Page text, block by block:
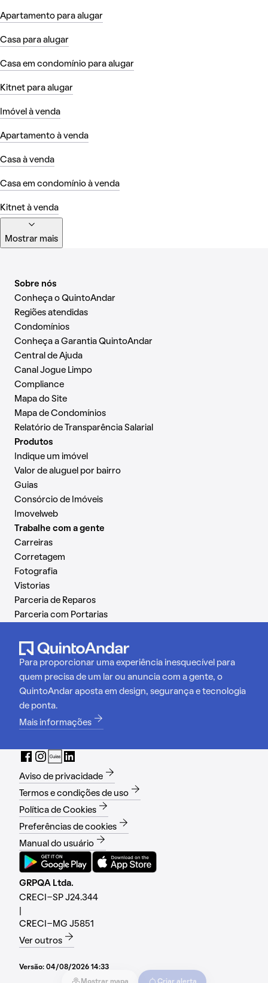
Mostrar mapa Criar alerta
Apartamento para alugar
Casa para alugar
Casa em condomínio para alugar
Kitnet para alugar
Imóvel à venda
Apartamento à venda
Casa à venda
Casa em condomínio à venda
Kitnet à venda
Mostrar mais
Sobre nós
Conheça o QuintoAndar
Regiões atendidas
Condomínios
Conheça a Garantia QuintoAndar
Central de Ajuda
Canal Jogue Limpo
Compliance
Mapa do Site
Mapa de Condomínios
Relatório de Transparência Salarial
Produtos
Indique um imóvel
Valor de aluguel por bairro
Guias
Consórcio de Imóveis
Imovelweb
Trabalhe com a gente
Carreiras
Corretagem
Fotografia
Vistorias
Parceria de Reparos
Parceria com Portarias
Para proporcionar uma experiência inesquecível para
quem precisa de um lar ou anuncia com a gente, o
QuintoAndar aposta em design, segurança e tecnologia
de ponta.
Mais informações
Aviso de privacidade
Termos e condições de uso
Política de Cookies
Preferências de cookies
Manual do usuário
GRPQA Ltda.
CRECI-SP J24.344
CRECI-MG J5851
Ver outros
Versão: 04/08/2026 14:33